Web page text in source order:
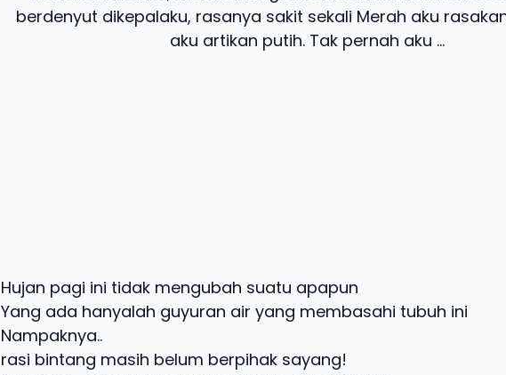
berdenyut dikepalaku, rasanya sakit sekali Merah aku
aku artikan putih. Tak pernah aku ...
Hujan pagi ini tidak mengubah suatu apapun
Yang ada hanyalah guyuran air yang membasahi tubuh ini
Nampaknya..
rasi bintang masih belum berpihak sayang!